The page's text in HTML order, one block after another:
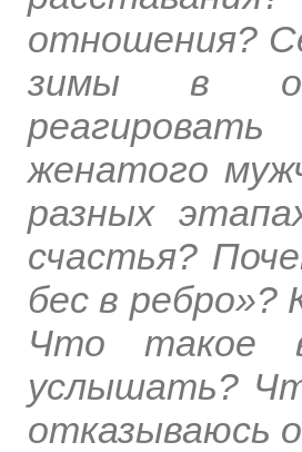
отношения?
зимы в
женатого
разных
счастья?
бес в
Что такое
услышать?
отказываюсь